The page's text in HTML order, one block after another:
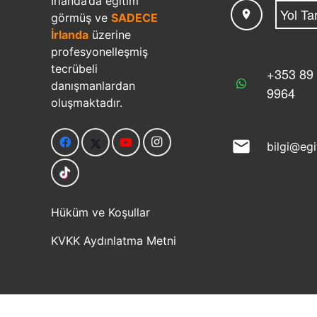
görmüş ve SADECE
İrlanda üzerine
profesyonelleşmiş
tecrübeli
danışmanlardan
oluşmaktadır.
Hüküm ve Koşullar
KVKK Aydınlatma Metni
location_on Yol
+353 89
9964
mail